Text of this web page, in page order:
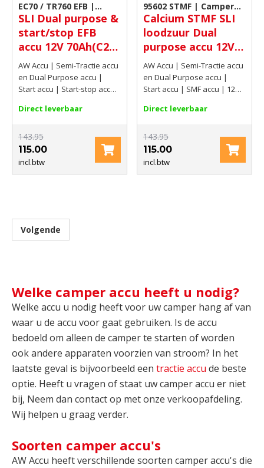
EC70 / TR760 EFB |
Camper accu
SLI Dual purpose &
start/stop EFB
accu 12V 70Ah(C20)
700 AMP CCA EN
AW Accu | Semi-Tractie accu
en Dual Purpose accu |
Start accu | Start-stop accu |
70Ah(C20) | 700 AMP CCA EN
Direct leverbaar
143.95
115.00
incl.btw
95602 STMF | Camper
accu
Calcium STMF SLI
loodzuur Dual
purpose accu 12V
80Ah(C20) 700 AMP
CCA EN
AW Accu | Semi-Tractie accu
en Dual Purpose accu |
Start accu | SMF accu | 12V |
Direct leverbaar
143.95
115.00
incl.btw
Volgende
Welke camper accu heeft u nodig?
Welke accu u nodig heeft voor uw camper hang af van
waar u de accu voor gaat gebruiken. Is de accu
bedoeld om alleen de camper te starten of worden
ook andere apparaten voorzien van stroom? In het
laatste geval is bijvoorbeeld een tractie accu de beste
optie. Heeft u vragen of staat uw camper accu er niet
bij, Neem dan contact op met onze verkoopafdeling.
Wij helpen u graag verder.
Soorten camper accu's
AW Accu heeft verschillende soorten camper accu's die